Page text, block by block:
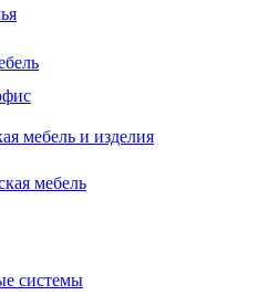
мебель и изделия
мебель
системы